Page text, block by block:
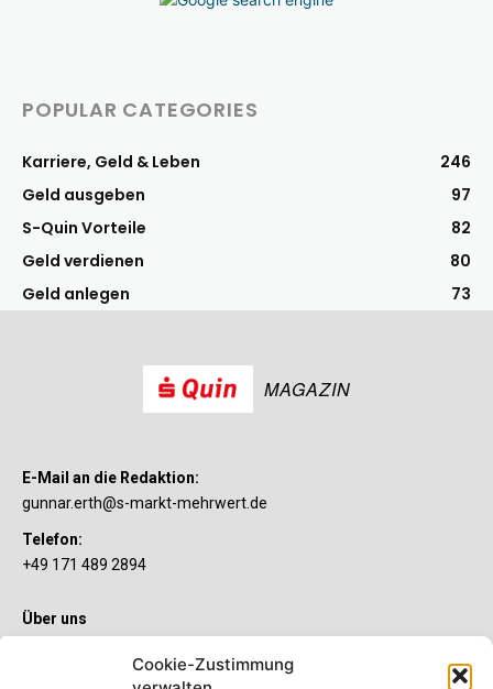
Cookie-Zustimmung
POPULAR CATEGORIES
Karriere, Geld & Leben
246
Geld ausgeben
97
S-Quin Vorteile
82
Geld verdienen
80
Geld anlegen
73
MAGAZIN
E-Mail an die Redaktion:
gunnar.erth@s-markt-mehrwert.de
Telefon:
+49 171 489 2894
Über uns
Sie wollen mehr als ein gewöhnliches Girokonto? Dann ist unser